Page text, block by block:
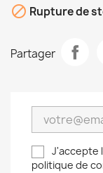
 Rupture de
Partager
J'accepte
politique de